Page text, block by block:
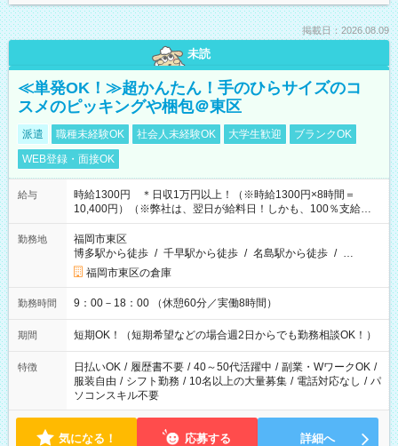
掲載日：2026.08.09
未読
≪単発OK！≫超かんたん！手のひらサイズのコ
スメのピッキングや梱包＠東区
派遣 職種未経験OK 社会人未経験OK 大学生歓迎
ブランクOK
WEB登録・面接OK
給与
時給1300円 ＊日収1万円以上！（※時給1300円×8時間＝
10,400円）（※弊社は、翌日が給料日！しかも、100％支給な
ので働いた分がすぐにもらえる！）
勤務地
福岡市東区
博多駅から徒歩 / 千早駅から徒歩 / 名島駅から徒歩 / …
福岡市東区の倉庫
勤務時間 9：00－18：00 （休憩60分／実働8時間）
期間 短期OK！（短期希望などの場合週2日からでも勤務相談OK！）
特徴 日払いOK / 履歴書不要 / 40～50代活躍中 / 副業・WワークOK /
服装自由 / シフト勤務 / 10名以上の大量募集 / 電話対応なし / パ
ソコンスキル不要
気になる！ 応募する 詳細へ